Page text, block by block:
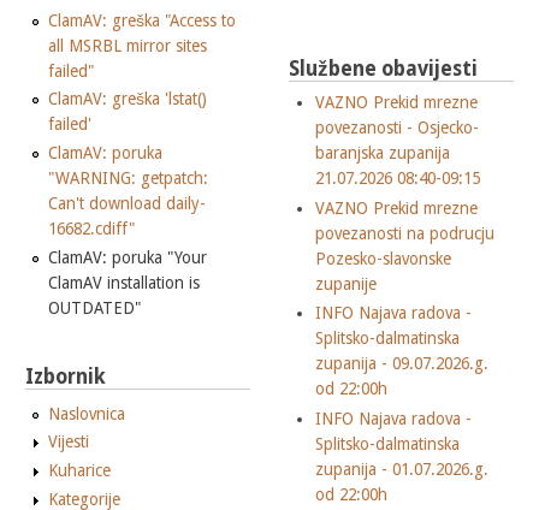
ClamAV: greška "Access to
all MSRBL mirror sites
failed"
ClamAV: greška 'lstat()
failed'
ClamAV: poruka
"WARNING: getpatch:
Can't download daily-
16682.cdiff"
ClamAV: poruka "Your
ClamAV installation is
OUTDATED"
Izbornik
Naslovnica
Vijesti
Kuharice
Kategorije
Službene obavijesti
VAZNO Prekid mrezne
povezanosti - Osjecko-
baranjska zupanija
21.07.2026 08:40-09:15
VAZNO Prekid mrezne
povezanosti na podrucju
Pozesko-slavonske
zupanije
INFO Najava radova -
Splitsko-dalmatinska
zupanija - 09.07.2026.g.
od 22:00h
INFO Najava radova -
Splitsko-dalmatinska
zupanija - 01.07.2026.g.
od 22:00h